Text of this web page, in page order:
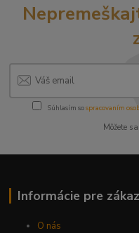
Súhlasím sospracovaním
Môžete
Informácie pre
O nás